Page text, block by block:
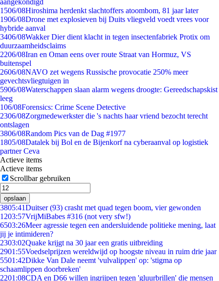
aangekondigd
1506/08Hiroshima herdenkt slachtoffers atoombom, 81 jaar later
1906/08Drone met explosieven bij Duits vliegveld voedt vrees voor
hybride aanval
3406/08Wakker Dier dient klacht in tegen insectenfabriek Protix om
duurzaamheidsclaims
2206/08Iran en Oman eens over route Straat van Hormuz, VS
buitenspel
2606/08NAVO zet wegens Russische provocatie 250% meer
gevechtsvliegtuigen in
5906/08Waterschappen slaan alarm wegens droogte: Gereedschapskist
leeg
106/08Forensics: Crime Scene Detective
2306/08Zorgmedewerkster die 's nachts haar vriend bezocht terecht
ontslagen
3806/08Random Pics van de Dag #1977
1805/08Datalek bij Bol en de Bijenkorf na cyberaanval op logistiek
partner Ceva
Actieve items
Actieve items
Scrollbar gebruiken
opslaan
3805:41Duitser (93) crasht met quad tegen boom, vier gewonden
1203:57VrijMiBabes #316 (not very sfw!)
6503:26Meer agressie tegen een andersluidende politieke mening, laat
jij je intimideren?
2303:02Quake krijgt na 30 jaar een gratis uitbreiding
2901:55Voedselprijzen wereldwijd op hoogste niveau in ruim drie jaar
5501:42Dikke Van Dale neemt 'vulvalippen' op: 'stigma op
schaamlippen doorbreken'
2201:08CDA en D66 willen ingrijpen tegen 'gluurbrillen' die mensen